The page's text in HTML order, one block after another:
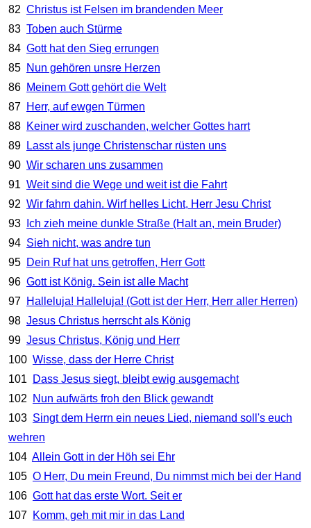
82 Christus ist Felsen im brandenden Meer
83 Toben auch Stürme
84 Gott hat den Sieg errungen
85 Nun gehören unsre Herzen
86 Meinem Gott gehört die Welt
87 Herr, auf ewgen Türmen
88 Keiner wird zuschanden, welcher Gottes harrt
89
Lasst als junge Christenschar rüsten uns
90 Wir scharen uns zusammen
91 Weit sind die Wege und weit ist die Fahrt
92 Wir fahrn dahin. Wirf helles Licht, Herr Jesu Christ
93
Ich zieh meine dunkle Straße (Halt an, mein Bruder)
94 Sieh nicht, was andre tun
95 Dein Ruf hat uns getroffen, Herr Gott
96 Gott ist König. Sein ist alle Macht
97 Halleluja! Halleluja! (Gott ist der Herr, Herr aller Herren)
98 Jesus Christus herrscht als König
99 Jesus Christus, König und Herr
100 Wisse, dass der Herre Christ
101
Dass Jesus siegt, bleibt ewig ausgemacht
102
Nun aufwärts froh den Blick gewandt
103 Singt dem Herrn ein neues Lied, niemand soll's euch
wehren
104 Allein Gott in der Höh sei Ehr
105 O Herr, Du mein Freund, Du nimmst mich bei der Hand
106 Gott hat das erste Wort. Seit er
107 Komm, geh mit mir in das Land